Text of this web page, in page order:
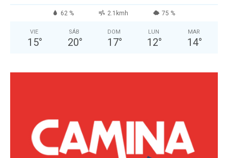
62 % 2.1kmh 75 %
VIE
15°
SÁB
20°
DOM
17°
LUN
12°
MAR
14°